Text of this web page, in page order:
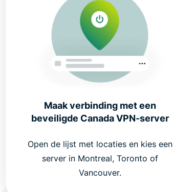
Maak verbinding met een
beveiligde Canada VPN-server
Open de lijst met locaties en kies een
server in Montreal, Toronto of
Vancouver.